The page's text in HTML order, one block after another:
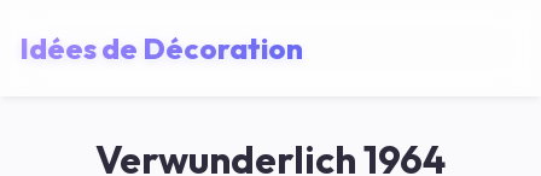
Idées de Décoration
Verwunderlich 1964